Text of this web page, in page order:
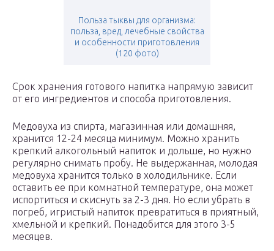
Польза тыквы для организма:
польза, вред, лечебные свойства
и особенности приготовления
(120 фото)
Срок хранения готового напитка напрямую зависит
от его ингредиентов и способа приготовления.
Медовуха из спирта, магазинная или домашняя,
хранится 12-24 месяца минимум. Можно хранить
крепкий алкогольный напиток и дольше, но нужно
регулярно снимать пробу. Не выдержанная, молодая
медовуха хранится только в холодильнике. Если
оставить ее при комнатной температуре, она может
испортиться и скиснуть за 2-3 дня. Но если убрать в
погреб, игристый напиток превратиться в приятный,
хмельной и крепкий. Понадобится для этого 3-5
месяцев.